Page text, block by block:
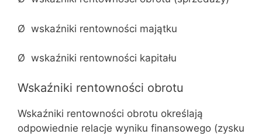
Ø wskaźniki rentowności majątku
Ø wskaźniki rentowności kapitału
Wskaźniki rentowności obrotu
Wskaźniki rentowności obrotu określają
odpowiednie relacje wyniku finansowego (zysku